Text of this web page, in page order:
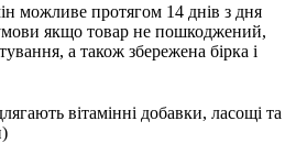
можливе протягом 14 днів з дня
якщо товар не пошкоджений,
а також збережена бірка і
вітамінні добавки, ласощі та